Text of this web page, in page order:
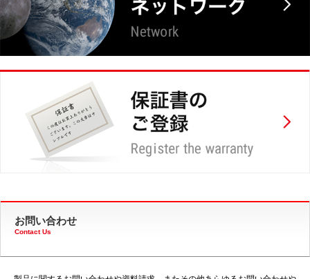
お問い合わせ
Contact Us